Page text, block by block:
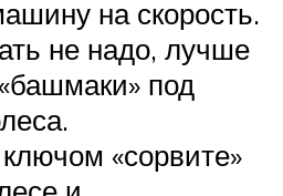
на скорость.
не надо, лучше
под
«сорвите»